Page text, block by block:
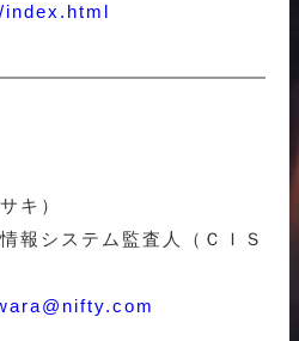
キ）
報システム監査人（ＣＩＳ